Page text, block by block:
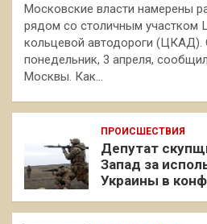
Московские власти намерены
рядом со столичным участком
кольцевой автодороги (ЦКАД).
понедельник, 3 апреля,
Москвы. Как…
ПРОИСШЕСТВИЯ
Депутат
Запад за
Украины в